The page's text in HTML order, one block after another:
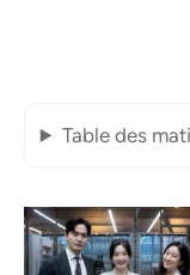
Table des